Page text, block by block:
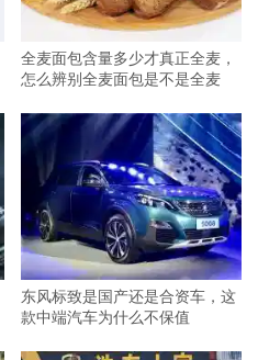
全麦面包含量多少才真正全麦，
怎么辨别全麦面包是不是全麦
东风标致是国产还是合资车，这
款中端汽车为什么不保值